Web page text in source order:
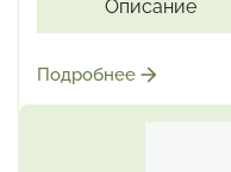
Описание
Подробнее